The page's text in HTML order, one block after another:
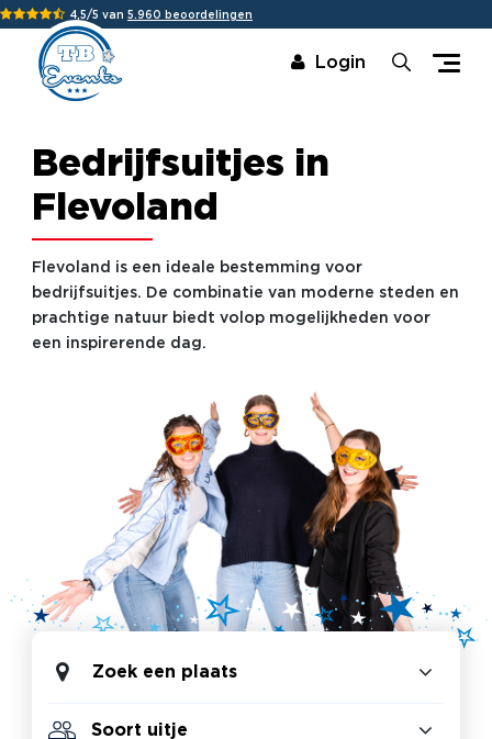
4,5/5 van 5.960 beoordelingen
Login
Bedrijfsuitjes in
Flevoland
Flevoland is een ideale bestemming voor
bedrijfsuitjes. De combinatie van moderne steden en
prachtige natuur biedt volop mogelijkheden voor
een inspirerende dag.
Zoek een plaats